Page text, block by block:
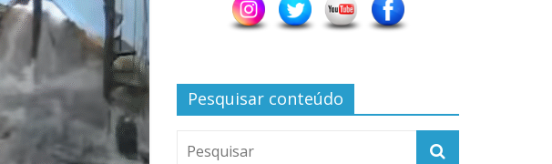
Pesquisar conteúdo